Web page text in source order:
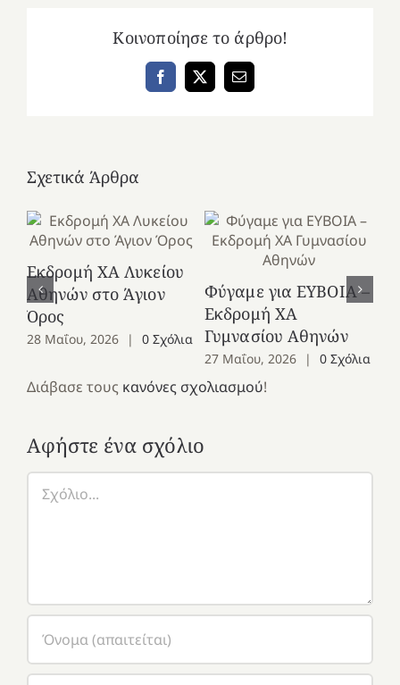
Κοινοποίησε το άρθρο!
Facebook
X Email
Σχετικά Άρθρα
Εκδρομή ΧΑ Λυκείου
Αθηνών στο Άγιον
Όρος
28 Μαΐου, 2026 | 0 Σχόλια
Φύγαμε για ΕΥΒΟΙΑ –
Εκδρομή ΧΑ
Γυμνασίου Αθηνών
27 Μαΐου, 2026 | 0 Σχόλια
Διάβασε τους κανόνες σχολιασμού!
Αφήστε ένα σχόλιο
Σχόλιο